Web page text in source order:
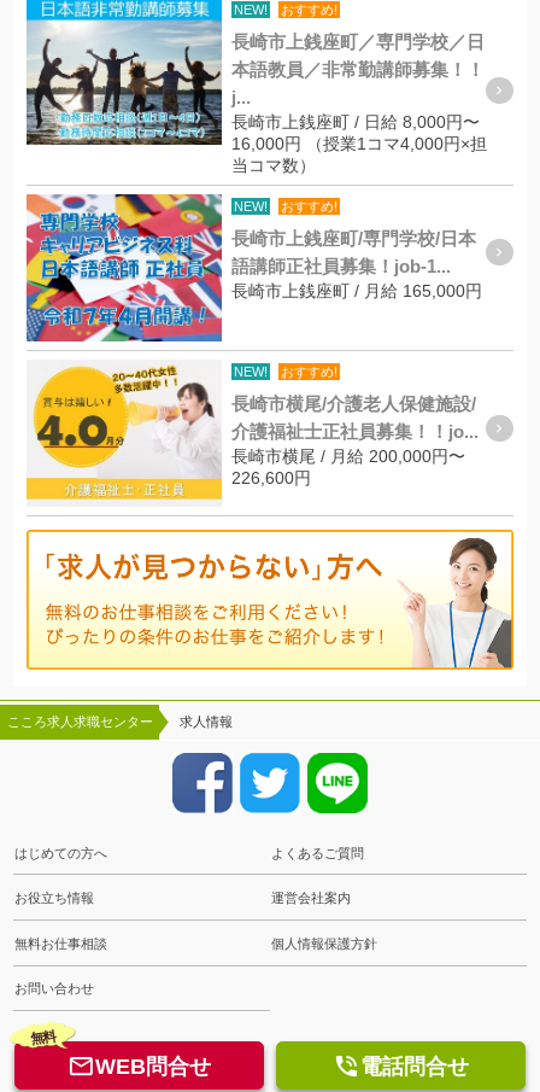
NEW! おすすめ!
長崎市上銭座町／専門学校／日
本語教員／非常勤講師募集！！
j...
長崎市上銭座町 / 日給 8,000円〜
16,000円 （授業1コマ4,000円×担
当コマ数）
NEW! おすすめ!
長崎市上銭座町/専門学校/日本
語講師正社員募集！job-1...
長崎市上銭座町 / 月給 165,000円
NEW! おすすめ!
長崎市横尾/介護老人保健施設/
介護福祉士正社員募集！！jo...
長崎市横尾 / 月給 200,000円〜
226,600円
こころ求人求職センター 求人情報
はじめての方へ よくあるご質問
お役立ち情報 運営会社案内
無料お仕事相談 個人情報保護方針
お問い合わせ
無料
WEB問合せ  電話問合せ